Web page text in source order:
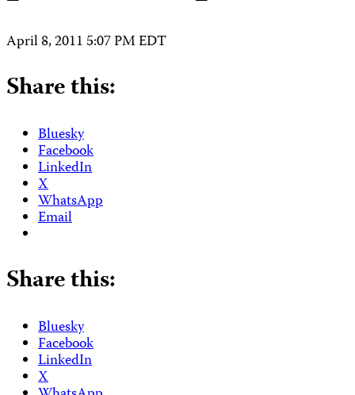
April 8, 2011 5:07 PM EDT
Share this:
Bluesky
Facebook
LinkedIn
X
WhatsApp
Email
Share this:
Bluesky
Facebook
LinkedIn
X